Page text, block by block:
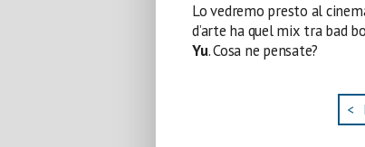
Lo vedremo presto al
d’arte ha quel mix tra bad
Yu. Cosa ne pensate?
<